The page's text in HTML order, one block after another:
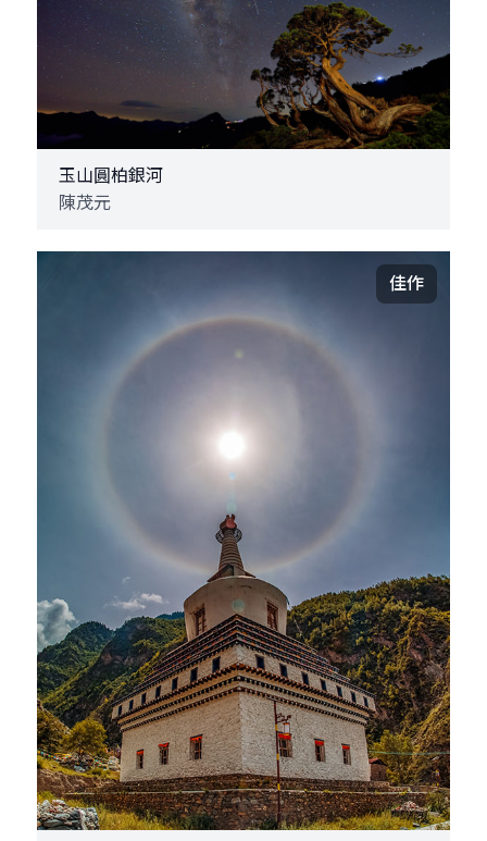
玉山圓柏銀河
陳茂元
佳作